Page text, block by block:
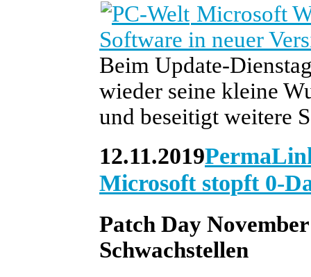
Microsoft
Software in neuer
Beim Update-
wieder seine kleine
und beseitigt weitere
12.11.2019
Microsoft stopft 0-
Patch Day
Schwachstellen